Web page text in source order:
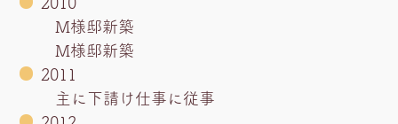
M様邸新築
M様邸新築
2011
主に下請け仕事に従事